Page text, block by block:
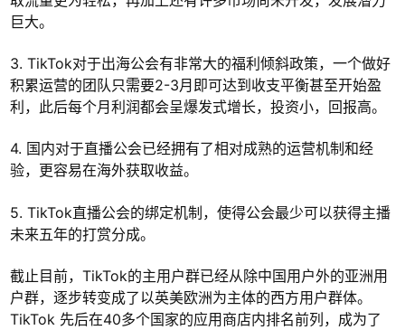
巨大。
3. TikTok对于出海公会有非常大的福利倾斜政策，一个做好
积累运营的团队只需要2-3月即可达到收支平衡甚至开始盈
利，此后每个月利润都会呈爆发式增长，投资小，回报高。
4. 国内对于直播公会已经拥有了相对成熟的运营机制和经
验，更容易在海外获取收益。
5. TikTok直播公会的绑定机制，使得公会最少可以获得主播
未来五年的打赏分成。
截止目前，TikTok的主用户群已经从除中国用户外的亚洲用
户群，逐步转变成了以英美欧洲为主体的西方用户群体。
TikTok 先后在40多个国家的应用商店内排名前列，成为了